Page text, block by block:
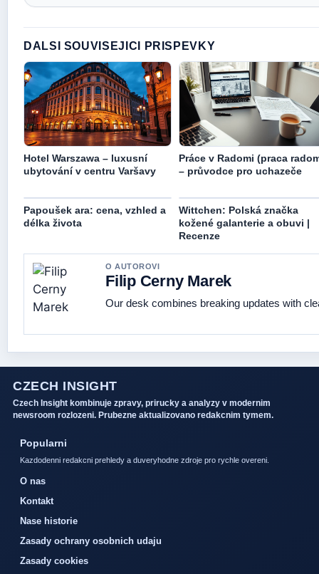
DALSI SOUVISEJICI PRISPEVKY
Hotel Warszawa – luxusní
ubytování v centru Varšavy
Práce v Radomi (praca
– průvodce pro uchazeče
Papoušek ara: cena, vzhled a
délka života
Wittchen: Polská značka
kožené galanterie a obuvi |
Recenze
O AUTOROVI
Filip Cerny Marek
Our desk combines breaking updates with
CZECH INSIGHT
Czech Insight kombinuje zpravy, prirucky a analyzy v modernim
newsroom rozlozeni. Prubezne aktualizovano redakcnim tymem.
Popularni
Kazdodenni redakcni prehledy a duveryhodne zdroje pro rychle overeni.
O nas
Kontakt
Nase historie
Zasady ochrany osobnich udaju
Zasady cookies